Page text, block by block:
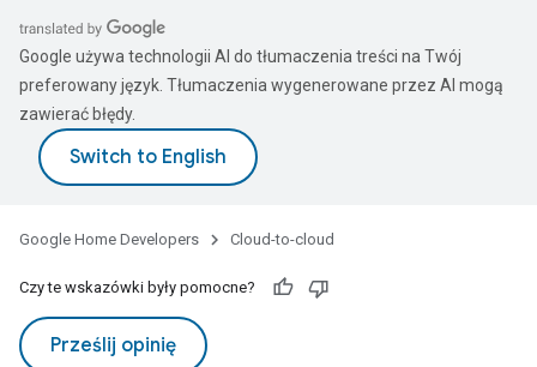
Google używa technologii AI do tłumaczenia treści na Twój
preferowany język. Tłumaczenia wygenerowane przez AI mogą
zawierać błędy.
Google Home Developers Cloud-to-cloud
Czy te wskazówki były pomocne?
Prześlij opinię